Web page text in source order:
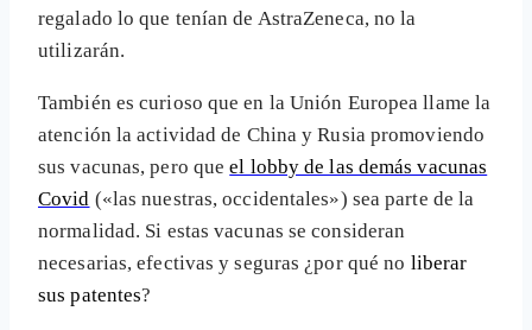
regalado lo que tenían de AstraZeneca, no la
utilizarán.
También es curioso que en la Unión Europea llame la
atención la actividad de China y Rusia promoviendo
sus vacunas, pero queel lobby de las demás vacunas
Covid («las nuestras, occidentales») sea parte de la
normalidad. Si estas vacunas se consideran
necesarias, efectivas y seguras ¿por qué no liberar
sus patentes?